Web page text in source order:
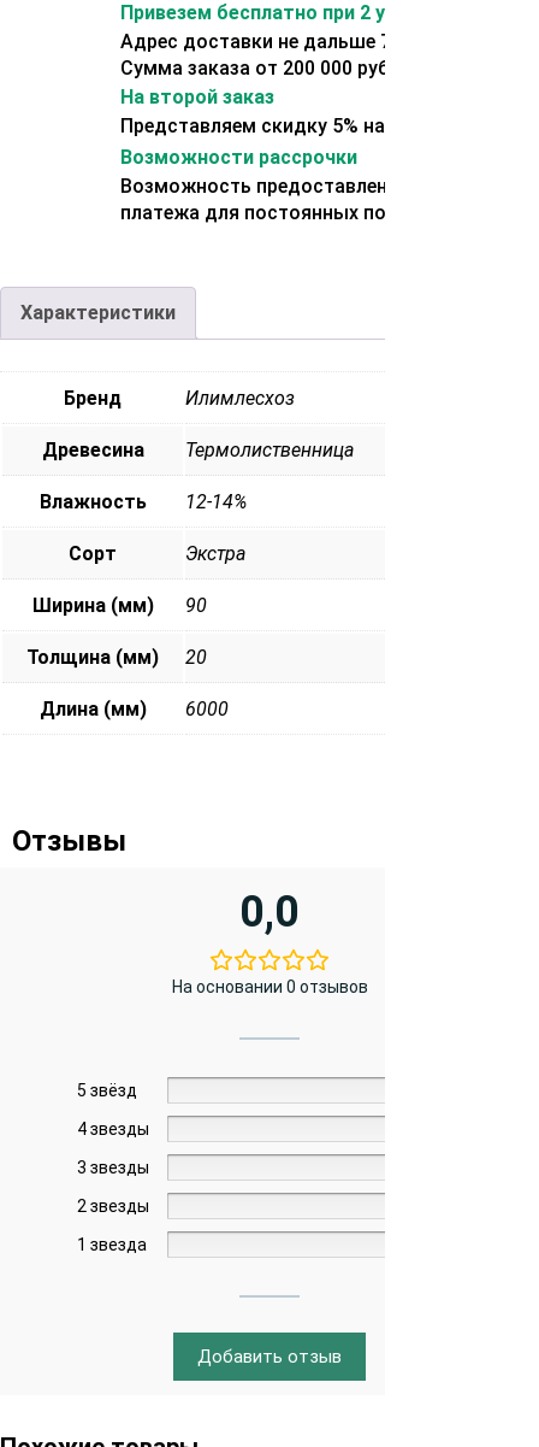
Привезем бесплатно при 2 условиях:
Адрес доставки не дальше 70 км от склада.
Сумма заказа от 200 000 рублей.
На второй заказ
Представляем скидку 5% на второй заказ
Возможности рассрочки
Возможность предоставления отсрочки
платежа для постоянных покупателей.
Характеристики
Бренд Илимлесхоз
Древесина Термолиственница
Влажность 12-14%
Сорт Экстра
Ширина (мм) 90
Толщина (мм) 20
Длина (мм) 6000
Отзывы
0,0
На основании 0 отзывов
5 звёзд
4 звезды
3 звезды
2 звезды
1 звезда
Добавить отзыв